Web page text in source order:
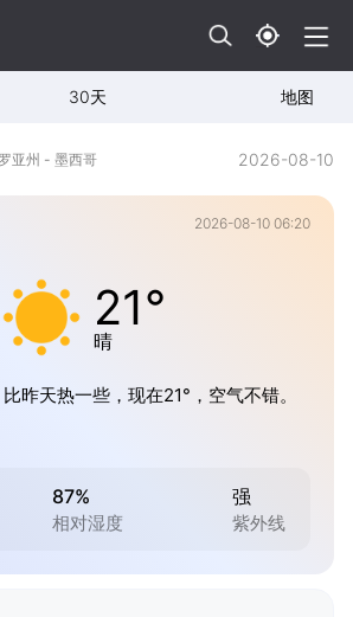
30天 地图
亚州 - 墨西哥 2026-08-10
2026-08-10 06:20
21°
晴
昨天热一些，现在21°，空气不错。
87%
相对湿度
强
紫外线